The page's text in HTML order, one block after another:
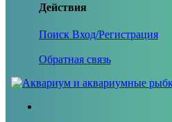
Действия
Поиск Вход/Регистрация
Обратная связь